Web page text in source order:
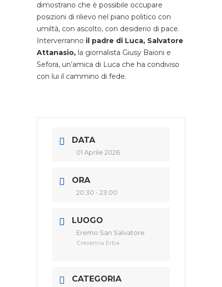
dimostrano che è possibile occupare
posizioni di rilievo nel piano politico con
umiltà, con ascolto, con desiderio di pace.
Interverranno il padre di Luca, Salvatore
Attanasio, la giornalista Giusy Baioni e
Sefora, un’amica di Luca che ha condiviso
con lui il cammino di fede.
DATA
01 Aprile 2026
ORA
20:30 - 23:00
LUOGO
Eremo San Salvatore
Crevenna Erba
CATEGORIA